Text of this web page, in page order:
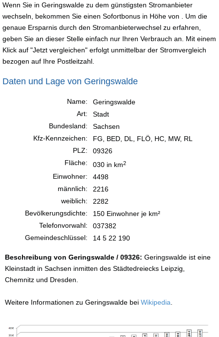
Wenn Sie in Geringswalde zu dem günstigsten Stromanbieter
wechseln, bekommen Sie einen Sofortbonus in Höhe von . Um die
genaue Ersparnis durch den Stromanbieterwechsel zu erfahren,
geben Sie an dieser Stelle einfach nur Ihren Verbrauch an. Mit einem
Klick auf "Jetzt vergleichen" erfolgt unmittelbar der Stromvergleich
bezogen auf Ihre Postleitzahl.
Daten und Lage von Geringswalde
Name:
Geringswalde
Art:
Stadt
Bundesland:
Sachsen
Kfz-Kennzeichen:
FG, BED, DL, FLÖ, HC, MW, RL
PLZ:
09326
Fläche:
030 in km2
Einwohner:
4498
männlich:
2216
weiblich:
2282
Bevölkerungsdichte:
150 Einwohner je km²
Telefonvorwahl:
037382
Gemeindeschlüssel:
14 5 22 190
Beschreibung von Geringswalde / 09326: Geringswalde ist eine
Kleinstadt in Sachsen inmitten des Städtedreiecks Leipzig,
Chemnitz und Dresden.
Weitere Informationen zu Geringswalde bei Wikipedia